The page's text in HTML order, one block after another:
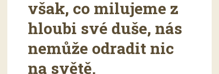
však, co milujeme z
hloubi své duše, nás
nemůže odradit nic
na světě.